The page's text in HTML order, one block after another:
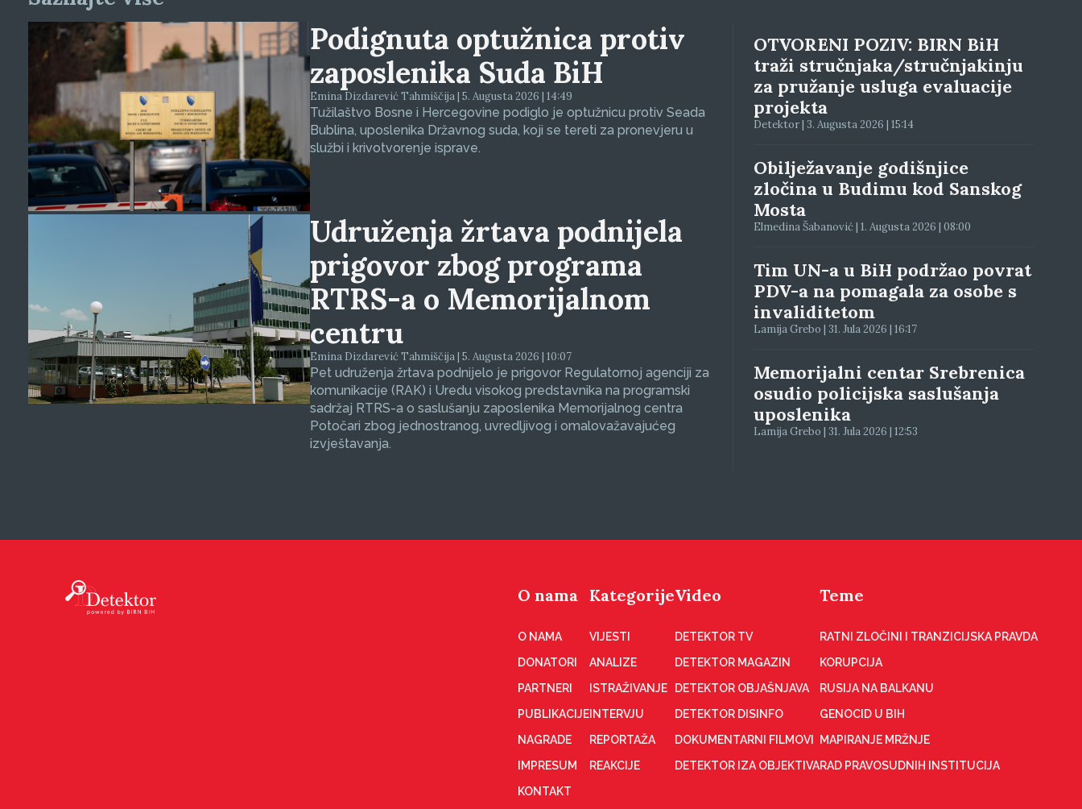
Podignuta optužnica protiv
zaposlenika Suda BiH
Emina Dizdarević Tahmiščija | 5. Augusta 2026 | 14:49
Tužilaštvo Bosne i Hercegovine podiglo je optužnicu protiv Seada
Bublina, uposlenika Državnog suda, koji se tereti za pronevjeru u
službi i krivotvorenje isprave.
Udruženja žrtava podnijela
prigovor zbog programa
RTRS-a o Memorijalnom
centru
Emina Dizdarević Tahmiščija | 5. Augusta 2026 | 10:07
Pet udruženja žrtava podnijelo je prigovor Regulatornoj agenciji za
komunikacije (RAK) i Uredu visokog predstavnika na programski
sadržaj RTRS-a o saslušanju zaposlenika Memorijalnog centra
Potočari zbog jednostranog, uvredljivog i omalovažavajućeg
izvještavanja.
OTVORENI POZIV: BIRN BiH
traži stručnjaka/stručnjakinju
za pružanje usluga evaluacije
projekta
Detektor | 3. Augusta 2026 | 15:14
Obilježavanje godišnjice
zločina u Budimu kod Sanskog
Mosta
Elmedina Šabanović | 1. Augusta 2026 | 08:00
Tim UN-a u BiH podržao povrat
PDV-a na pomagala za osobe s
invaliditetom
Lamija Grebo | 31. Jula 2026 | 16:17
Memorijalni centar Srebrenica
osudio policijska saslušanja
uposlenika
Lamija Grebo | 31. Jula 2026 | 12:53
O nama
O NAMA
DONATORI
PARTNERI
PUBLIKACIJE
NAGRADE
IMPRESUM
KONTAKT
Kategorije
VIJESTI
ANALIZE
ISTRAŽIVANJE
INTERVJU
REPORTAŽA
REAKCIJE
Video
DETEKTOR TV
DETEKTOR MAGAZIN
DETEKTOR OBJAŠNJAVA
DETEKTOR DISINFO
DOKUMENTARNI FILMOVI
DETEKTOR IZA OBJEKTIVA
Teme
RATNI ZLOČINI I TRANZICIJSKA PRAVDA
KORUPCIJA
RUSIJA NA BALKANU
GENOCID U BIH
MAPIRANJE MRŽNJE
RAD PRAVOSUDNIH INSTITUCIJA